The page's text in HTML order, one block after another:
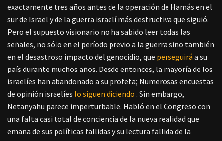
exactamente tres años antes de la operación de Hamás en el
sur de Israel y de la guerra israelí más destructiva que siguió.
Pero el supuesto visionario no ha sabido leer todas las
señales, no sólo en el período previo a la guerra sino también
en el desastroso impacto del genocidio, que perseguirá a su
país durante muchos años. Desde entonces, la mayoría de los
israelíes han abandonado a su profeta; Numerosas encuestas
de opinión israelíes lo siguen diciendo . Sin embargo,
Netanyahu parece imperturbable. Habló en el Congreso con
una falta casi total de conciencia de la nueva realidad que
emana de sus políticas fallidas y su lectura fallida de la